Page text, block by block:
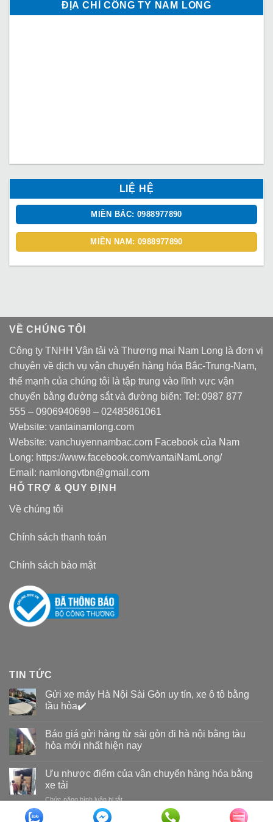
ĐỊA CHỈ CÔNG TY NAM LONG
LIỆ HỆ
MIỀN BẮC: 0988977890
MIỀN NAM: 0988977890
VỀ CHÚNG TÔI
Công ty TNHH Vận tải và Thương mại Nam Long là đơn vị
chuyên về dịch vụ vận chuyển hàng hóa Bắc-Trung-Nam,
thế mạnh của chúng tôi là tập trung vào lĩnh vực vận
chuyển bằng đường sắt và đường biển: Tel: 0987 877
555 – 0906940698 – 02485861061
Website: vantainamlong.com
Website: vanchuyennambac.com Facebook của Nam
Long: https://www.facebook.com/vantaiNamLong/
Email: namlongvtbn@gmail.com
HỖ TRỢ & QUY ĐỊNH
Về chúng tôi
Chính sách thanh toán
Chính sách bảo mật
TIN TỨC
Gửi xe máy Hà Nội Sài Gòn uy tín, xe ô tô bằng
tầu hỏa✔️
Báo giá gửi hàng từ sài gòn đi hà nội bằng tàu
hỏa mới nhất hiện nay
Ưu nhược điểm của vận chuyển hàng hóa bằng
xe tải
Chức năng bình luận bị tắtở